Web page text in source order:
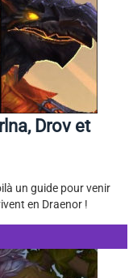
Drov et
un guide pour venir
en Draenor !